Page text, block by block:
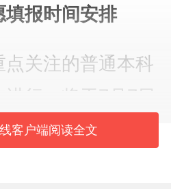
报时间安排
关注的普通本科
行，将于7月7日
尚未完成填报的考
客户端阅读全文